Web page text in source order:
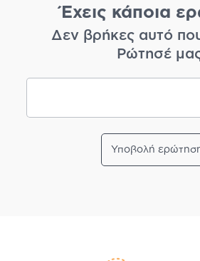
Έχεις κάποια
Δεν βρήκες αυτό
Ρώτησέ
Υποβολή